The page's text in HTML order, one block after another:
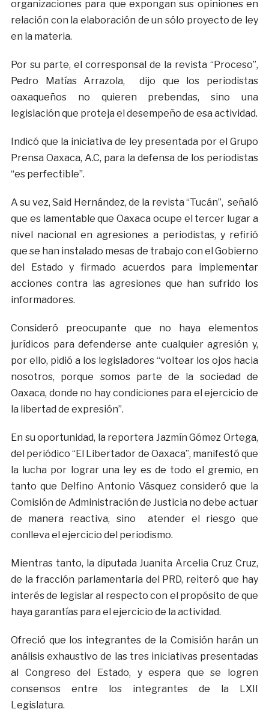
organizaciones para que expongan sus opiniones en
relación con la elaboración de un sólo proyecto de ley
en la materia.
Por su parte, el corresponsal de la revista “Proceso”,
Pedro Matías Arrazola, dijo que los periodistas
oaxaqueños no quieren prebendas, sino una
legislación que proteja el desempeño de esa actividad.
Indicó que la iniciativa de ley presentada por el Grupo
Prensa Oaxaca, A.C, para la defensa de los periodistas
“es perfectible”.
A su vez, Said Hernández, de la revista “Tucán”, señaló
que es lamentable que Oaxaca ocupe el tercer lugar a
nivel nacional en agresiones a periodistas, y refirió
que se han instalado mesas de trabajo con el Gobierno
del Estado y firmado acuerdos para implementar
acciones contra las agresiones que han sufrido los
informadores.
Consideró preocupante que no haya elementos
jurídicos para defenderse ante cualquier agresión y,
por ello, pidió a los legisladores “voltear los ojos hacia
nosotros, porque somos parte de la sociedad de
Oaxaca, donde no hay condiciones para el ejercicio de
la libertad de expresión”.
En su oportunidad, la reportera Jazmín Gómez Ortega,
del periódico “El Libertador de Oaxaca”, manifestó que
la lucha por lograr una ley es de todo el gremio, en
tanto que Delfino Antonio Vásquez consideró que la
Comisión de Administración de Justicia no debe actuar
de manera reactiva, sino atender el riesgo que
conlleva el ejercicio del periodismo.
Mientras tanto, la diputada Juanita Arcelia Cruz Cruz,
de la fracción parlamentaria del PRD, reiteró que hay
interés de legislar al respecto con el propósito de que
haya garantías para el ejercicio de la actividad.
Ofreció que los integrantes de la Comisión harán un
análisis exhaustivo de las tres iniciativas presentadas
al Congreso del Estado, y espera que se logren
consensos entre los integrantes de la LXII
Legislatura.